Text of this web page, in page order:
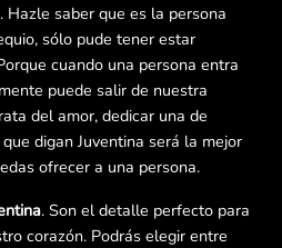
saber que es la persona
sólo pude tener estar
cuando una persona entra
puede salir de nuestra
del amor, dedicar una de
digan Juventina será la mejor
ofrecer a una persona.
. Son el detalle perfecto para
corazón. Podrás elegir entre